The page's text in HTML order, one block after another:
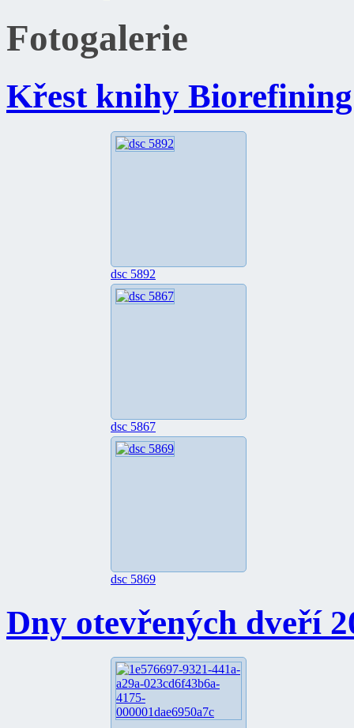
Fotogalerie
Křest knihy
dsc 5892
dsc 5867
dsc 5869
Dny otevřených dveří